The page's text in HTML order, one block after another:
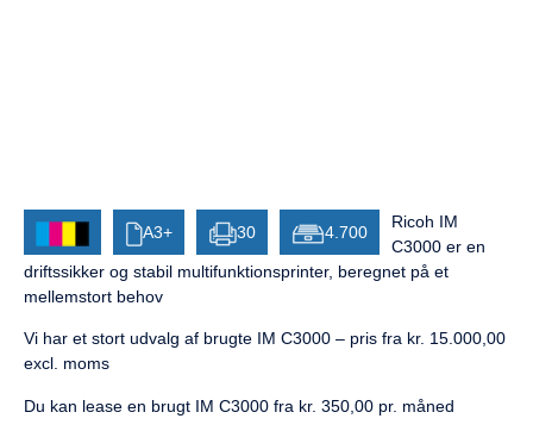
A3+ 30 4.700
Ricoh IM
C3000 er en
driftssikker og stabil multifunktionsprinter, beregnet på et
mellemstort behov
Vi har et stort udvalg af brugte IM C3000 – pris fra kr. 15.000,00
excl. moms
Du kan lease en brugt IM C3000 fra kr. 350,00 pr. måned